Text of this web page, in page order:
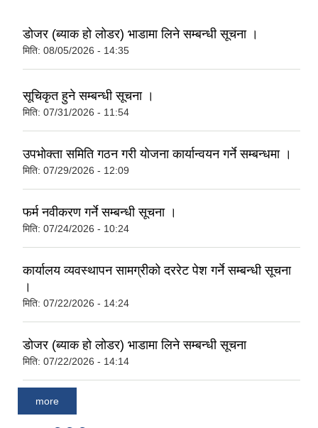
डोजर (ब्याक हो लोडर) भाडामा लिने सम्बन्धी सूचना ।
मिति: 08/05/2026 - 14:35
सूचिकृत हुने सम्बन्धी सूचना ।
मिति: 07/31/2026 - 11:54
उपभोक्ता समिति गठन गरी योजना कार्यान्वयन गर्ने सम्बन्धमा ।
मिति: 07/29/2026 - 12:09
फर्म नवीकरण गर्ने सम्बन्धी सूचना ।
मिति: 07/24/2026 - 10:24
कार्यालय व्यवस्थापन सामग्रीको दररेट पेश गर्ने सम्बन्धी सूचना
।
मिति: 07/22/2026 - 14:24
डोजर (ब्याक हो लोडर) भाडामा लिने सम्बन्धी सूचना
मिति: 07/22/2026 - 14:14
more